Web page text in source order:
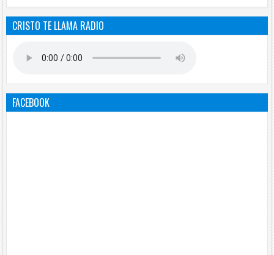
CRISTO TE LLAMA RADIO
FACEBOOK